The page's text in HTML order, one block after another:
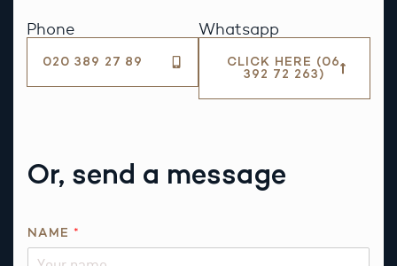
Phone
020 389 27 89
Whatsapp
CLICK HERE (06
392 72 263)
Or, send a message
NAME *